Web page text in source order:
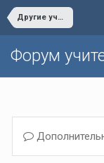
Другие учебники/Other textbooks
Форум